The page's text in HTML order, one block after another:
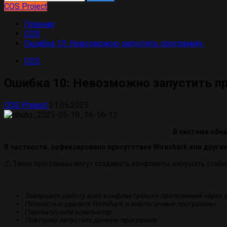
COS Project
Главная
COS
Ошибка 10: Невозможно запустить программу.
COS
COS Project